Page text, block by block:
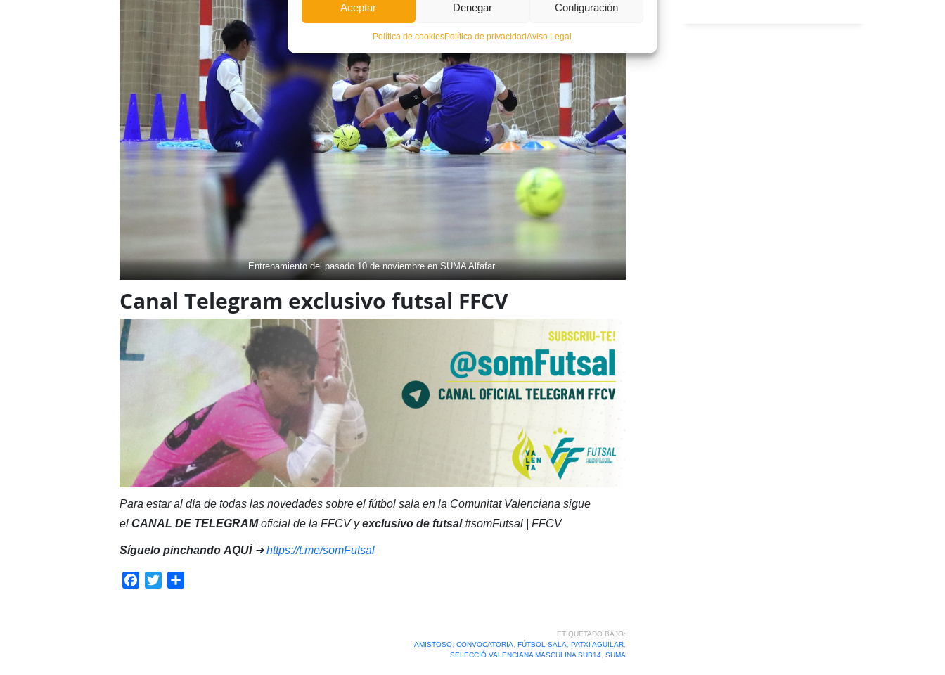
Aceptar Denegar Configuración
Política de cookiesPolítica de privacidadAviso Legal
Entrenamiento del pasado 10 de noviembre en SUMA Alfafar.
Canal Telegram exclusivo futsal FFCV
Para estar al día de todas las novedades sobre el fútbol sala en la Comunitat Valenciana sigue
el CANAL DE TELEGRAMoficial de la FFCV yexclusivo de futsal#somFutsal | FFCV
Síguelo pinchando AQUÍ➜https://t.me/somFutsal
Facebook
Twitter
ETIQUETADO BAJO:
AMISTOSO, CONVOCATORIA FÚTBOL SALA PATXI AGUILAR,
SELECCIÓ VALENCIANA MASCULINA SUB14, SUMA